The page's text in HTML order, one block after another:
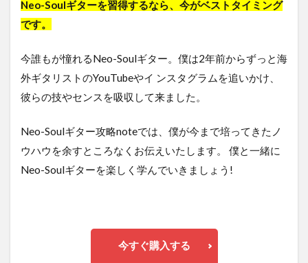
Neo-Soulギターを習得するなら、今がベストタイミング
です。
今誰もが憧れるNeo-Soulギター。僕は2年前からずっと海
外ギタリストのYouTubeやイ ンスタグラムを追いかけ、
彼らの技やセンスを吸収して来ました。
Neo-Soulギター攻略noteでは、僕が今まで培ってきたノ
ウハウを余すところなくお伝えいたします。 僕と一緒に
Neo-Soulギターを楽しく学んでいきましょう!
今すぐ購入する